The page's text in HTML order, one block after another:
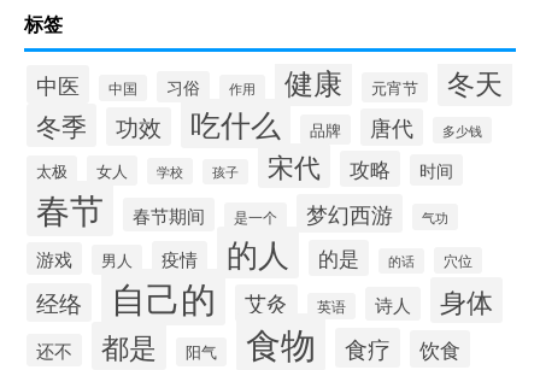
标签
中医 中国 习俗 作用 健康 元宵节 冬天
冬季 功效 吃什么 品牌 唐代 多少钱
太极 女人 学校 孩子 宋代 攻略 时间
春节 春节期间 是一个 梦幻西游 气功
游戏 男人 疫情 的人 的是 的话 穴位
经络 自己的 艾灸 英语 诗人 身体
还不 都是 阳气 食物 食疗 饮食